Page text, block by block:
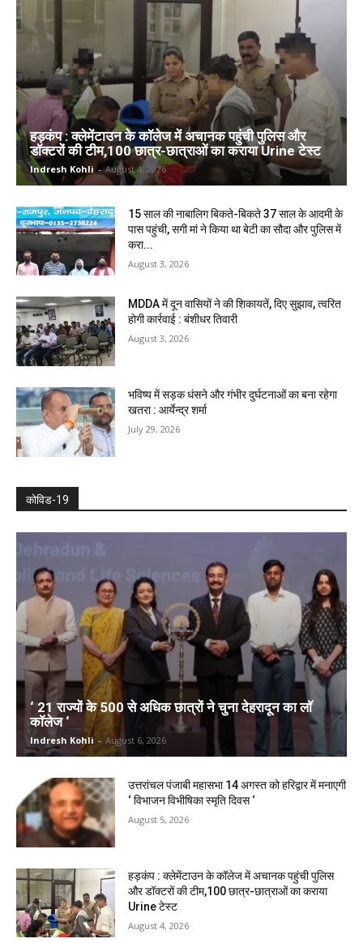
हड़कंप : क्लेमेंटाउन के कॉलेज में अचानक पहुंची पुलिस और
डॉक्टरों की टीम,100 छात्र-छात्राओं का कराया Urine टेस्ट
Indresh Kohli - August 4, 2026
15 साल की नाबालिग बिकते-बिकते 37 साल के आदमी के
पास पहुंची, सगी मां ने किया था बेटी का सौदा और पुलिस में
करा...
August 3, 2026
MDDA में दून वासियों ने की शिकायतें, दिए सुझाव, त्वरित
होगी कार्रवाई : बंशीधर तिवारी
August 3, 2026
भविष्य में सड़क धंसने और गंभीर दुर्घटनाओं का बना रहेगा
खतरा : आर्येन्द्र शर्मा
July 29, 2026
कोविड-19
‘ 21 राज्यों के 500 से अधिक छात्रों ने चुना देहरादून का लाॅ
काॅलेज ‘
Indresh Kohli - August 6, 2026
उत्तरांचल पंजाबी महासभा 14 अगस्त को हरिद्वार में मनाएगी
‘ विभाजन विभीषिका स्मृति दिवस ‘
August 5, 2026
हड़कंप : क्लेमेंटाउन के कॉलेज में अचानक पहुंची पुलिस
और डॉक्टरों की टीम,100 छात्र-छात्राओं का कराया
Urine टेस्ट
August 4, 2026